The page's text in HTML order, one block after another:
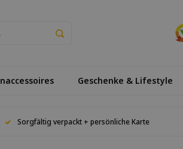
Geschenke & Lifestyle
Sorgfältig verpackt + persönliche Karte